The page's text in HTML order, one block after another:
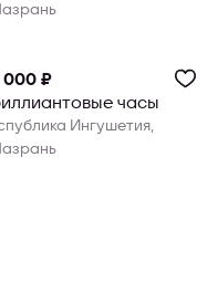
000 ₽
часы
Ингушетия,